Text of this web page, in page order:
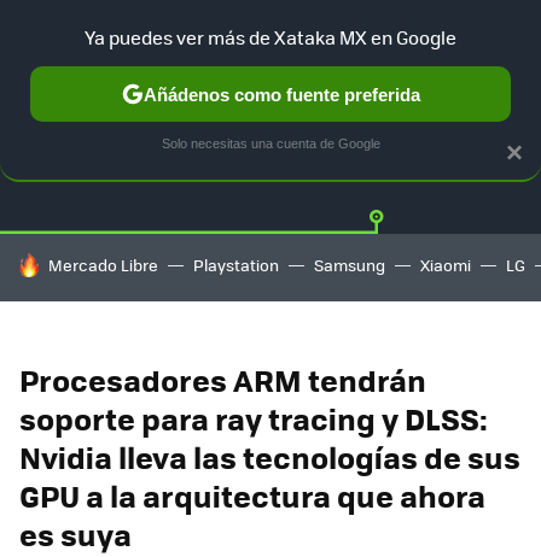
Twitter
HOY SE HABLA DE
Mercado Libre Playstation Samsung Xiaomi LG
Procesadores ARM tendrán
soporte para ray tracing y DLSS:
Nvidia lleva las tecnologías de sus
GPU a la arquitectura que ahora
es suya
×
Ya puedes ver más de Xataka MX en Google
Añádenos como fuente preferida
Solo necesitas una cuenta de Google